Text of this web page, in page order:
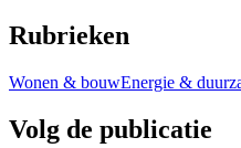
Rubrieken
Wonen & bouwEnergie &
Volg de publicatie